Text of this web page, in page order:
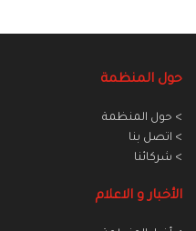
حول المنظمة
> حول المنظمة
> اتصل بنا
> شركائنا
الأخبار و الاعلام